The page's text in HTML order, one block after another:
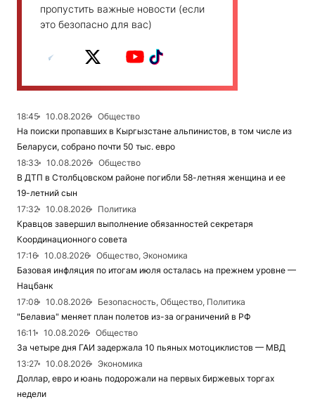
пропустить важные новости (если
это безопасно для вас)
18:45 10.08.2026
Общество
На поиски пропавших в Кыргызстане альпинистов, в том числе из
Беларуси, собрано почти 50 тыс. евро
18:33
10.08.2026
Общество
В ДТП в Столбцовском районе погибли 58-летняя женщина и ее
19-летний сын
17:32
10.08.2026
Политика
Кравцов завершил выполнение обязанностей секретаря
Координационного совета
17:16
10.08.2026
Общество, Экономика
Базовая инфляция по итогам июля осталась на прежнем уровне —
Нацбанк
17:08
10.08.2026
Безопасность, Общество, Политика
"Белавиа" меняет план полетов из-за ограничений в РФ
16:11
10.08.2026
Общество
За четыре дня ГАИ задержала 10 пьяных мотоциклистов — МВД
13:27
10.08.2026
Экономика
Доллар, евро и юань подорожали на первых биржевых торгах
недели